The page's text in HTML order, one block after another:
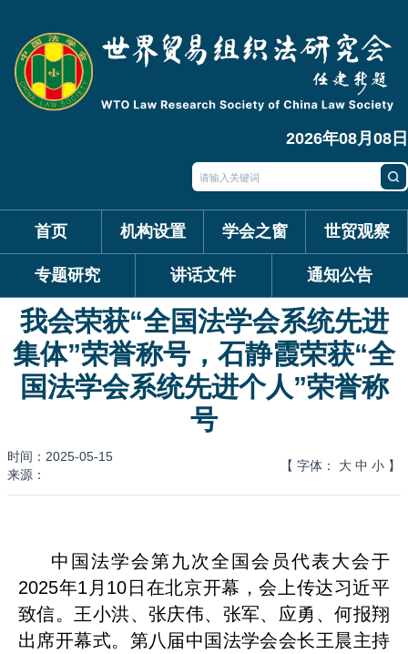
2026年08月08日
首页 机构设置 学会之窗 世贸观察
专题研究 讲话文件 通知公告
我会荣获“全国法学会系统先进
集体”荣誉称号，石静霞荣获“全
国法学会系统先进个人”荣誉称
号
时间：2025-05-15
来源：
【 字体： 大 中 小 】
中国法学会第九次全国会员代表大会于
2025年1月 10 日在北京开幕，会上传达习近平
致信。王小洪、张庆伟、张军、应勇、何报翔
出席开幕式。第八届中国法学会会长王晨主持